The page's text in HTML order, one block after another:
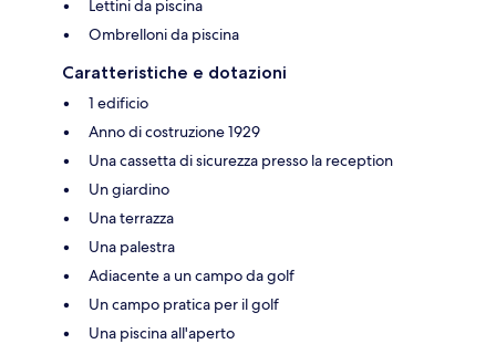
Lettini da piscina
Ombrelloni da piscina
Caratteristiche e dotazioni
1 edificio
Anno di costruzione 1929
Una cassetta di sicurezza presso la reception
Un giardino
Una terrazza
Una palestra
Adiacente a un campo da golf
Un campo pratica per il golf
Una piscina all'aperto